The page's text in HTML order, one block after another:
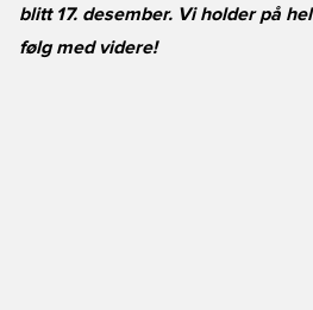
blitt 17. desember. Vi holder på
følg med videre!